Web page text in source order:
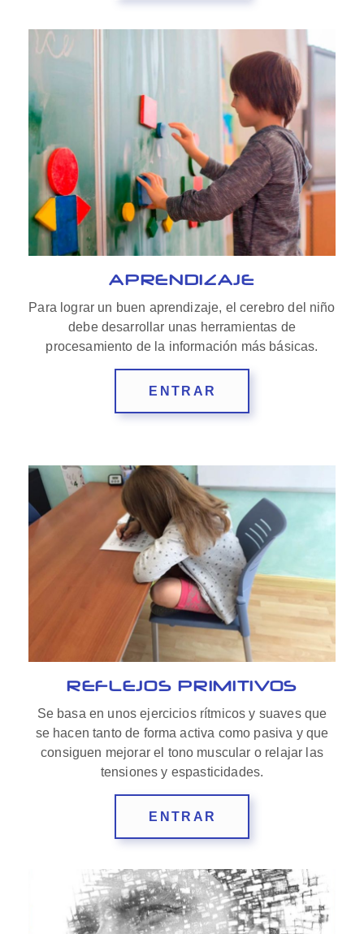
APRENDIZAJE
Para lograr un buen aprendizaje, el cerebro del niño
debe desarrollar unas herramientas de
procesamiento de la información más básicas.
ENTRAR
REFLEJOS PRIMITIVOS
Se basa en unos ejercicios rítmicos y suaves que
se hacen tanto de forma activa como pasiva y que
consiguen mejorar el tono muscular o relajar las
tensiones y espasticidades.
ENTRAR